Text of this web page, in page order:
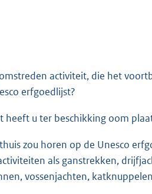
activiteit, die het
erfgoedlijst?
heeft u ter beschikking oom
zou horen op de Unesco
als ganstrekken,
vossenjachten,